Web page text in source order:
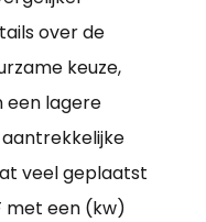
over de
keuze,
een lagere
veel geplaatst
met een (kw)